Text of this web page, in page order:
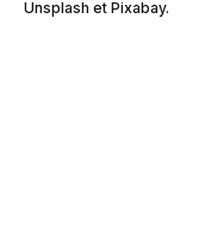
Unsplash et Pixabay.